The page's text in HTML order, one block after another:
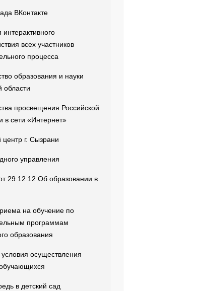
ВКонтакте
всех участников
процесса
образования и науки
области
просвещения Российской
в сети «Интернет»
центр г. Сызрани
управления
29.12.12 Об образовании в
на обучение по
программам
образования
осуществления
в детский сад